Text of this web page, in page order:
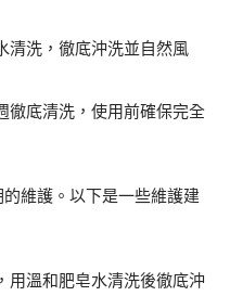
清洗，徹底沖洗並自然風
徹底清洗，使用前確保完全
維護。以下是一些維護建
用溫和肥皂水清洗後徹底沖